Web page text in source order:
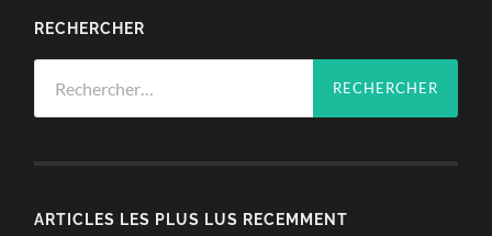
RECHERCHER
ARTICLES LES PLUS LUS RECEMMENT